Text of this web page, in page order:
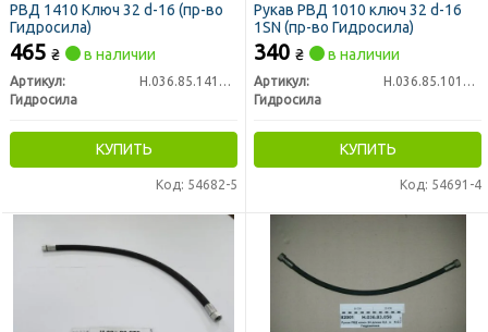
РВД 1410 Ключ 32 d-16 (пр-во
Гидросила)
465 ₴ в наличии
Артикул:
Н.036.85.1410 1SN
Гидросила
КУПИТЬ
Код: 54682-5
Рукав РВД 1010 ключ 32 d-16
1SN (пр-во Гидросила)
340 ₴ в наличии
Артикул:
Н.036.85.1010 1SN
Гидросила
КУПИТЬ
Код: 54691-4